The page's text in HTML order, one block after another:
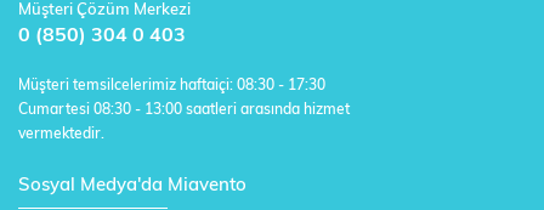
Müşteri Çözüm Merkezi
0 (850) 304 0 403
Müşteri temsilcelerimiz haftaiçi: 08:30 - 17:30
Cumartesi 08:30 - 13:00 saatleri arasında hizmet
vermektedir.
Sosyal Medya'da Miavento